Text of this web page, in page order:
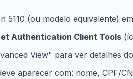
5110 (ou modelo equivalente)
Authentication Client Tools
View" para ver detalhes
aparecer com: nome, CPF/